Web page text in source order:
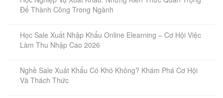
Để Thành Công Trong Ngành
Học Sale Xuất Nhập Khẩu Online Elearning – Cơ Hội Việc
Làm Thu Nhập Cao 2026
Nghề Sale Xuất Khẩu Có Khó Không? Khám Phá Cơ Hội
Và Thách Thức